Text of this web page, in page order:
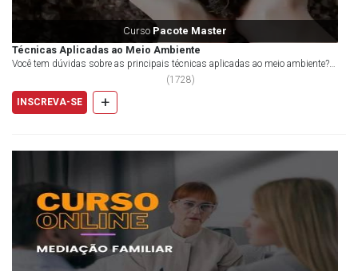
Curso Pacote Master
Técnicas Aplicadas ao Meio Ambiente
Você tem dúvidas sobre as principais técnicas aplicadas ao meio ambiente?
Quer saber mais sobre o tema? Procura cap...
(1728)
INSCREVA-SE
+